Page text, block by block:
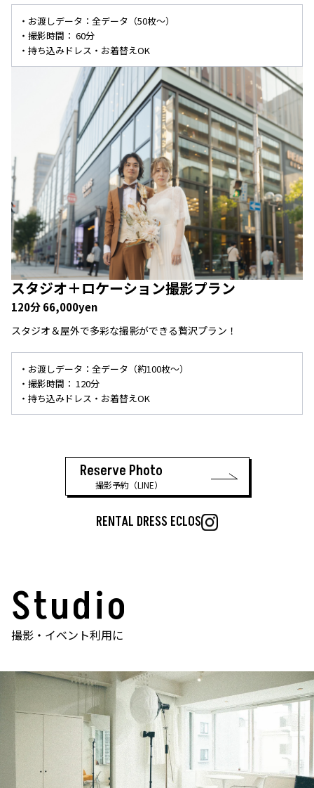
・お渡しデータ：全データ（50枚～）
・撮影時間： 60分
・持ち込みドレス・お着替えOK
スタジオ＋ロケーション撮影プラン
120分 66,000yen
スタジオ＆屋外で多彩な撮影ができる贅沢プラン！
・お渡しデータ：全データ（約100枚～）
・撮影時間： 120分
・持ち込みドレス・お着替えOK
Reserve Photo
撮影予約（LINE）
RENTAL DRESS ECLOS
Studio
撮影・イベント利用に